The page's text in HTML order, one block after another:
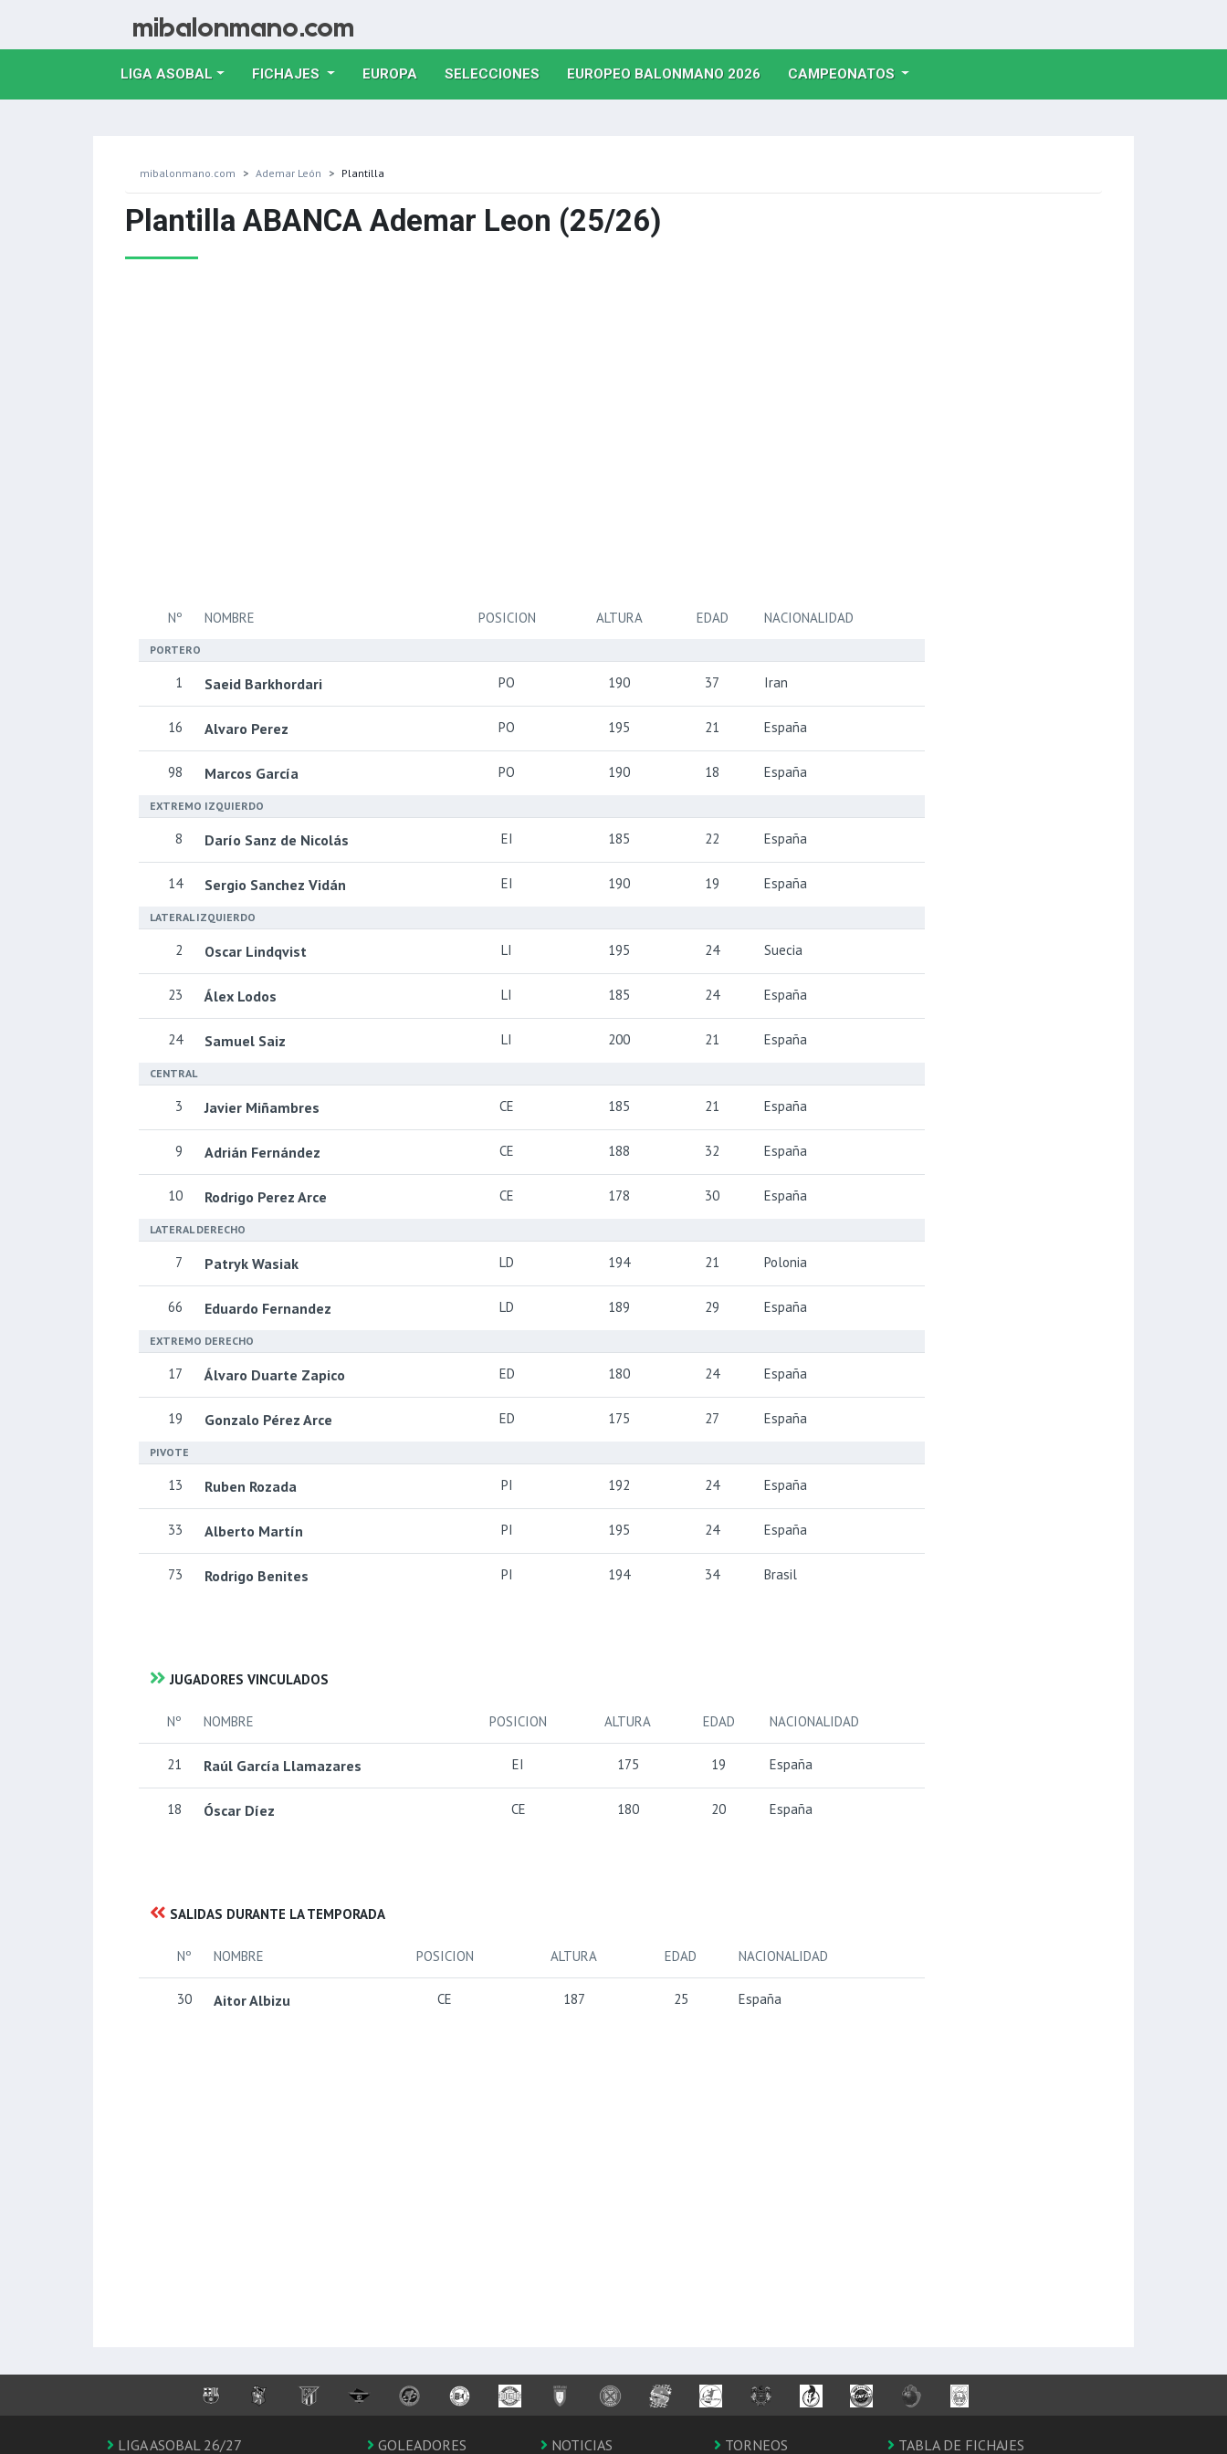
LIGA ASOBAL FICHAJES EUROPA(CURRENT)
SELECCIONES(CURRENT)
EUROPEO BALONMANO 2026(CURRENT)
CAMPEONATOS
mibalonmano.com Ademar León Plantilla
Plantilla ABANCA Ademar Leon (25/26)
Nº NOMBRE POSICION ALTURA EDAD NACIONALIDAD
PORTERO
1 Saeid Barkhordari PO 190 37 Iran
16 Alvaro Perez PO 195 21 España
98 Marcos García PO 190 18 España
EXTREMO IZQUIERDO
8 Darío Sanz de Nicolás EI 185 22 España
14 Sergio Sanchez Vidán EI 190 19 España
LATERAL IZQUIERDO
2 Oscar Lindqvist LI 195 24 Suecia
23 Álex Lodos LI 185 24 España
24 Samuel Saiz LI 200 21 España
CENTRAL
3 Javier Miñambres CE 185 21 España
9 Adrián Fernández CE 188 32 España
10 Rodrigo Perez Arce CE 178 30 España
LATERAL DERECHO
7 Patryk Wasiak LD 194 21 Polonia
66 Eduardo Fernandez LD 189 29 España
EXTREMO DERECHO
17 Álvaro Duarte Zapico ED 180 24 España
19 Gonzalo Pérez Arce ED 175 27 España
PIVOTE
13 Ruben Rozada PI 192 24 España
33 Alberto Martín PI 195 24 España
73 Rodrigo Benites PI 194 34 Brasil
JUGADORES VINCULADOS
Nº NOMBRE POSICION ALTURA EDAD NACIONALIDAD
21 Raúl García Llamazares EI 175 19 España
18 Óscar Díez CE 180 20 España
SALIDAS DURANTE LA TEMPORADA
Nº NOMBRE POSICION ALTURA EDAD NACIONALIDAD
30 Aitor Albizu CE 187 25 España
LIGA ASOBAL 26/27 GOLEADORES NOTICIAS TORNEOS TABLA DE FICHAJES